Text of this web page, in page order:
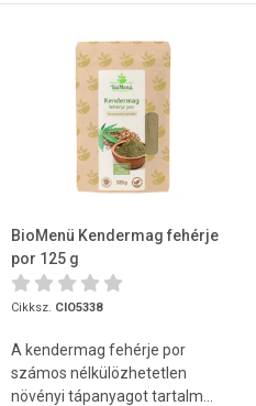
BioMenü Kendermag fehérje
por 125 g
Cikksz. CIO5338
A kendermag fehérje por
számos nélkülözhetetlen
növényi tápanyagot tartalm...